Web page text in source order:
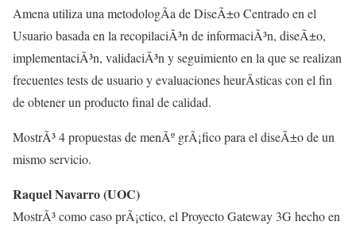
Amena utiliza una metodologÃ­a de DiseÃ±o Centrado en el
Usuario basada en la recopilaciÃ³n de informaciÃ³n, diseÃ±o,
implementaciÃ³n, validaciÃ³n y seguimiento en la que se realizan
frecuentes tests de usuario y evaluaciones heurÃ­sticas con el fin
de obtener un producto final de calidad.
MostrÃ³ 4 propuestas de menÃº grÃ¡fico para el diseÃ±o de un
mismo servicio.
Raquel Navarro (UOC)
MostrÃ³ como caso prÃ¡ctico, el Proyecto Gateway 3G hecho en